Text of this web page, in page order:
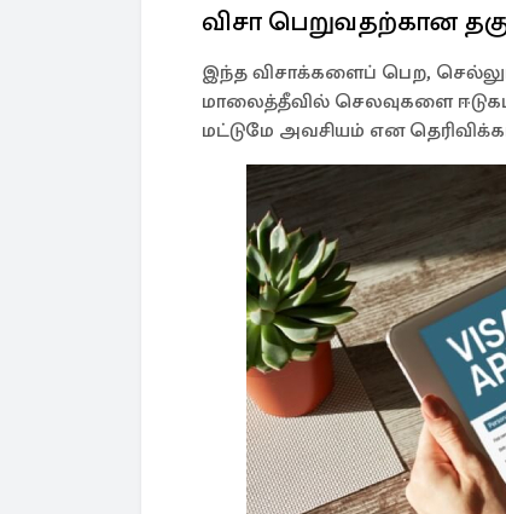
விசா பெறுவதற்கான
இந்த விசாக்களைப் பெற,
மாலைத்தீவில் செலவுகளை
மட்டுமே அவசியம் என